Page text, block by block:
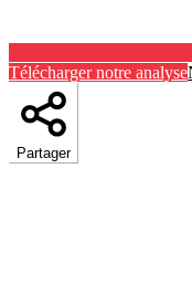
Télécharger notre analyse
Partager